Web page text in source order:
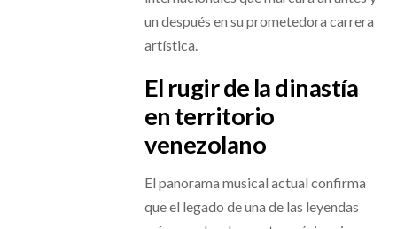
un después en su prometedora carrera
artística.
El rugir de la dinastía
en territorio
venezolano
El panorama musical actual confirma
que el legado de una de las leyendas